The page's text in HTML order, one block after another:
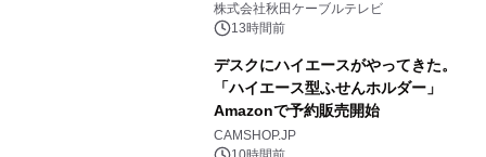
秋田犬の子犬と秋田の四季と名所を巡
るパッケージ～ 9月1日(火)秋田県内で
株式会社秋田ケーブルテレビ
13時間前
デスクにハイエースがやってきた。
「ハイエース型ふせんホルダー」
Amazonで予約販売開始
CAMSHOP.JP